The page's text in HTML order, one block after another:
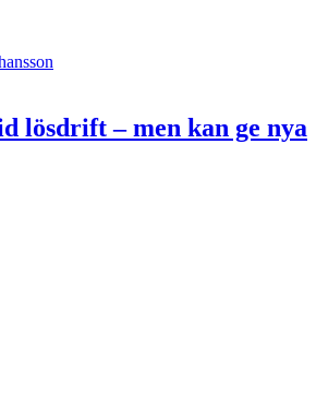
lösdrift – men kan ge nya